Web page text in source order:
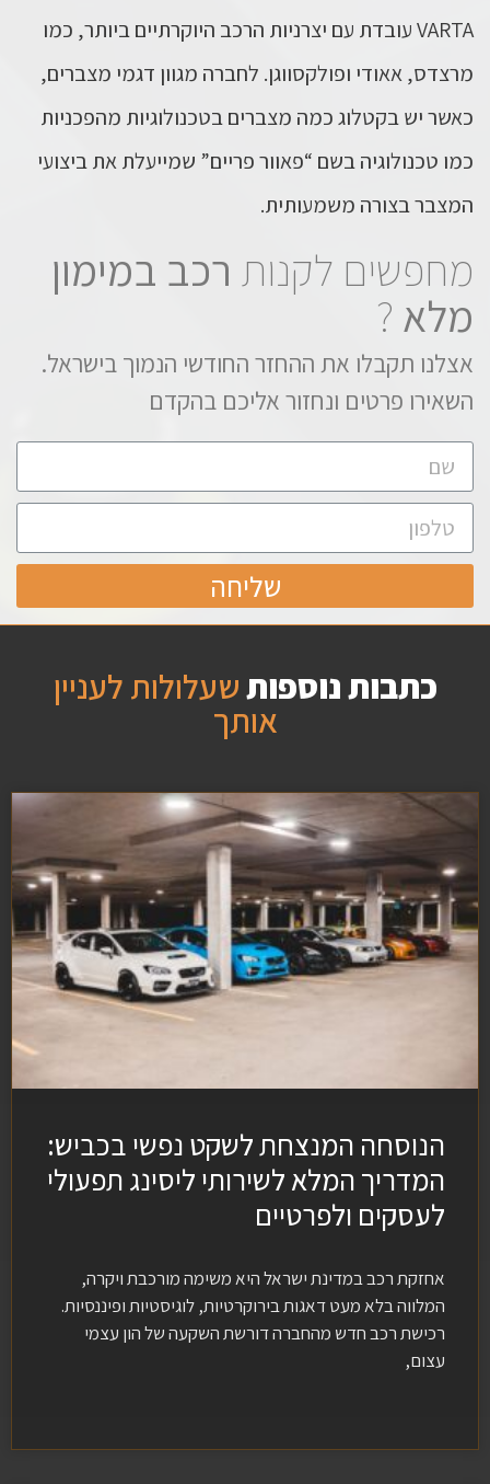
VARTA עובדת עם יצרניות הרכב היוקרתיים ביותר, כמו
מרצדס, אאודי ופולקסווגן. לחברה מגוון דגמי מצברים,
כאשר יש בקטלוג כמה מצברים בטכנולוגיות מהפכניות
כמו טכנולוגיה בשם “פאוור פריים” שמייעלת את ביצועי
המצבר בצורה משמעותית.
מחפשים לקנות רכב במימון
מלא ?
אצלנו תקבלו את ההחזר החודשי הנמוך בישראל.
השאירו פרטים ונחזור אליכם בהקדם
שליחה
כתבות נוספותשעלולות לעניין
אותך
הנוסחה המנצחת לשקט נפשי בכביש:
המדריך המלא לשירותי ליסינג תפעולי
לעסקים ולפרטיים
אחזקת רכב במדינת ישראל היא משימה מורכבת ויקרה,
המלווה בלא מעט דאגות בירוקרטיות, לוגיסטיות ופיננסיות.
רכישת רכב חדש מהחברה דורשת השקעה של הון עצמי
עצום,